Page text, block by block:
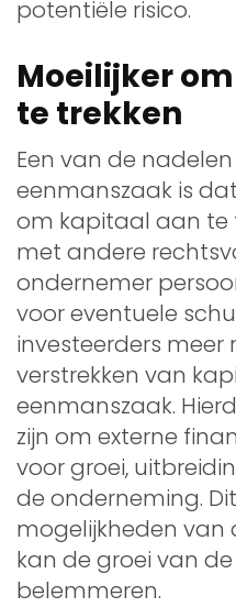
potentiële risico.
Moeilijker
te trekken
Een van de
eenmanszaak is
om kapitaal aan te
met andere
ondernemer
voor eventuele
investeerders meer
verstrekken van
eenmanszaak.
zijn om externe
voor groei,
de onderneming.
mogelijkheden van
kan de groei van
belemmeren.